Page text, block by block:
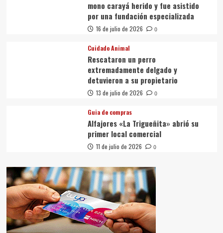
mono carayá herido y fue asistido
por una fundación especializada
16 de julio de 2026 0
Cuidado Animal
Rescataron un perro
extremadamente delgado y
detuvieron a su propietario
13 de julio de 2026 0
Guia de compras
Alfajores «La Trigueñita» abrió su
primer local comercial
11 de julio de 2026 0